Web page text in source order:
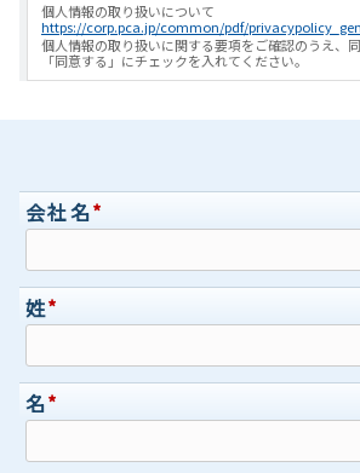
個人情報の取り扱いについて
https://corp.pca.jp/common/pdf/
個人情報の取り扱いに関する要項をご確認のうえ、
「同意する」にチェックを入れてください。
会社名*
姓*
名*